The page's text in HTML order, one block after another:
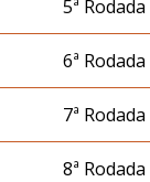
5ª Rodada
6ª Rodada
7ª Rodada
8ª Rodada